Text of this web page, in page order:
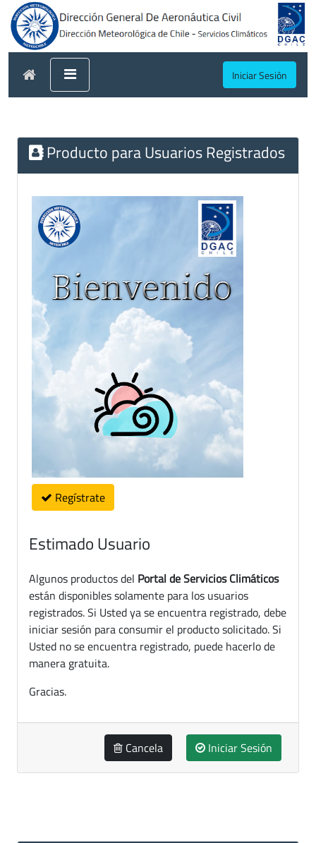
Iniciar Sesión
Producto para Usuarios Registrados
Regístrate
Estimado Usuario
Algunos productos del Portal de Servicios Climáticos
están disponibles solamente para los usuarios
registrados. Si Usted ya se encuentra registrado, debe
iniciar sesión para consumir el producto solicitado. Si
Usted no se encuentra registrado, puede hacerlo de
manera gratuita.
Gracias.
Cancela Iniciar Sesión